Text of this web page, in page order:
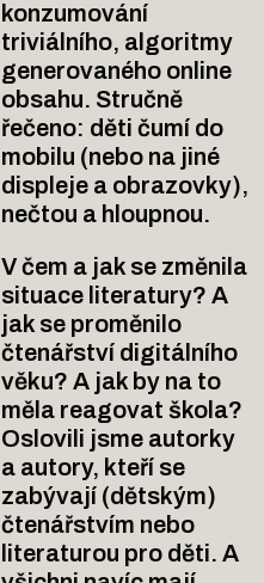
konzumování
triviálního, algoritmy
generovaného online
obsahu. Stručně
řečeno: děti čumí do
mobilu (nebo na jiné
displeje a obrazovky),
ne­­čtou a hloupnou.
V čem a jak se změnila
situace literatury? A
jak se proměnilo
čtenářství digitálního
věku? A jak by na to
měla reagovat škola?
Oslovili jsme autorky
a autory, kteří se
zabývají (dětským)
čtenářstvím nebo
literaturou pro děti. A